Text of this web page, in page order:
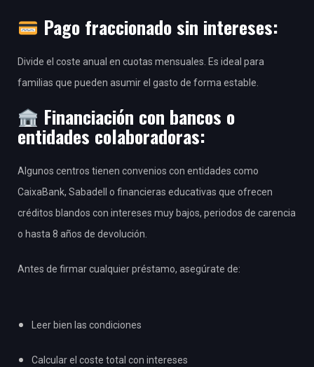
Pago fraccionado sin intereses:
Divide el coste anual en cuotas mensuales. Es ideal para
familias que pueden asumir el gasto de forma estable.
Financiación con bancos o
entidades colaboradoras:
Algunos centros tienen convenios con entidades como
CaixaBank, Sabadell o financieras educativas que ofrecen
créditos blandos con intereses muy bajos, periodos de carencia
o hasta 8 años de devolución.
Antes de firmar cualquier préstamo, asegúrate de:
Leer bien las condiciones
Calcular el coste total con intereses